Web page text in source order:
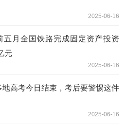
2025-06-16
五月全国铁路完成固定资产投资
元
2025-06-16
地高考今日结束，考后要警惕这件
2025-06-16